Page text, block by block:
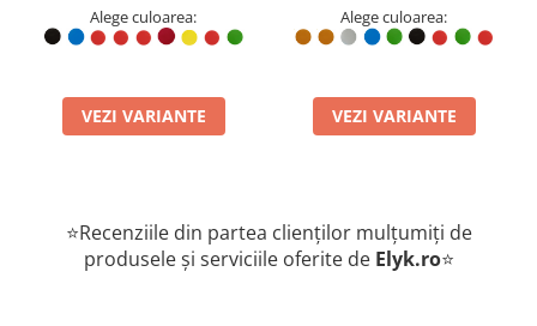
Alege culoarea:
VEZI VARIANTE
Alege culoarea:
VEZI VARIANTE
⭐Recenziile din partea clienților mulțumiți de
produsele și serviciile oferite de Elyk.ro⭐